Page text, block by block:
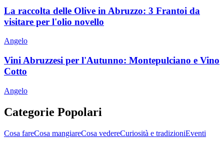
La raccolta delle Olive in Abruzzo: 3 Frantoi da
visitare per l'olio novello
Angelo
Vini Abruzzesi per l'Autunno: Montepulciano e Vino
Cotto
Angelo
Categorie Popolari
Cosa fareCosa mangiareCosa vedereCuriosità e tradizioniEventi